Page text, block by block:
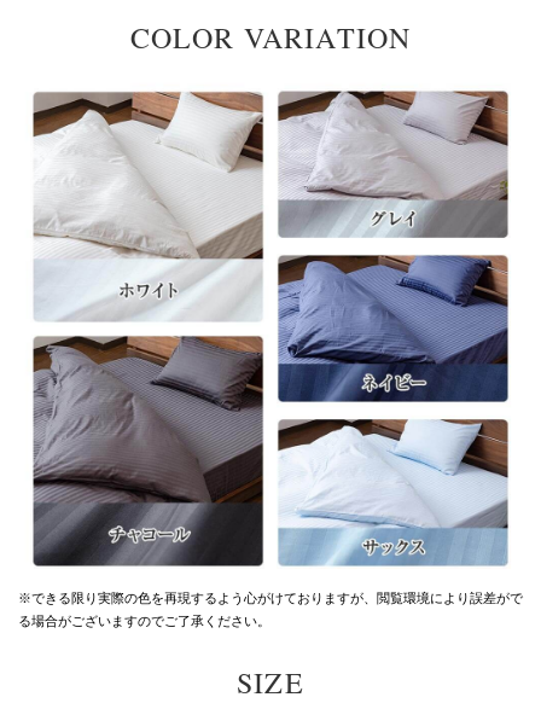
COLOR VARIATION
※できる限り実際の色を再現するよう心がけておりますが、 閲覧環境により誤差がで
る場合がございますのでご了承ください。
SIZE